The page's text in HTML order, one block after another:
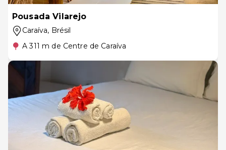
Pousada Vilarejo
Caraíva, Brésil
A 311 m de Centre de Caraíva